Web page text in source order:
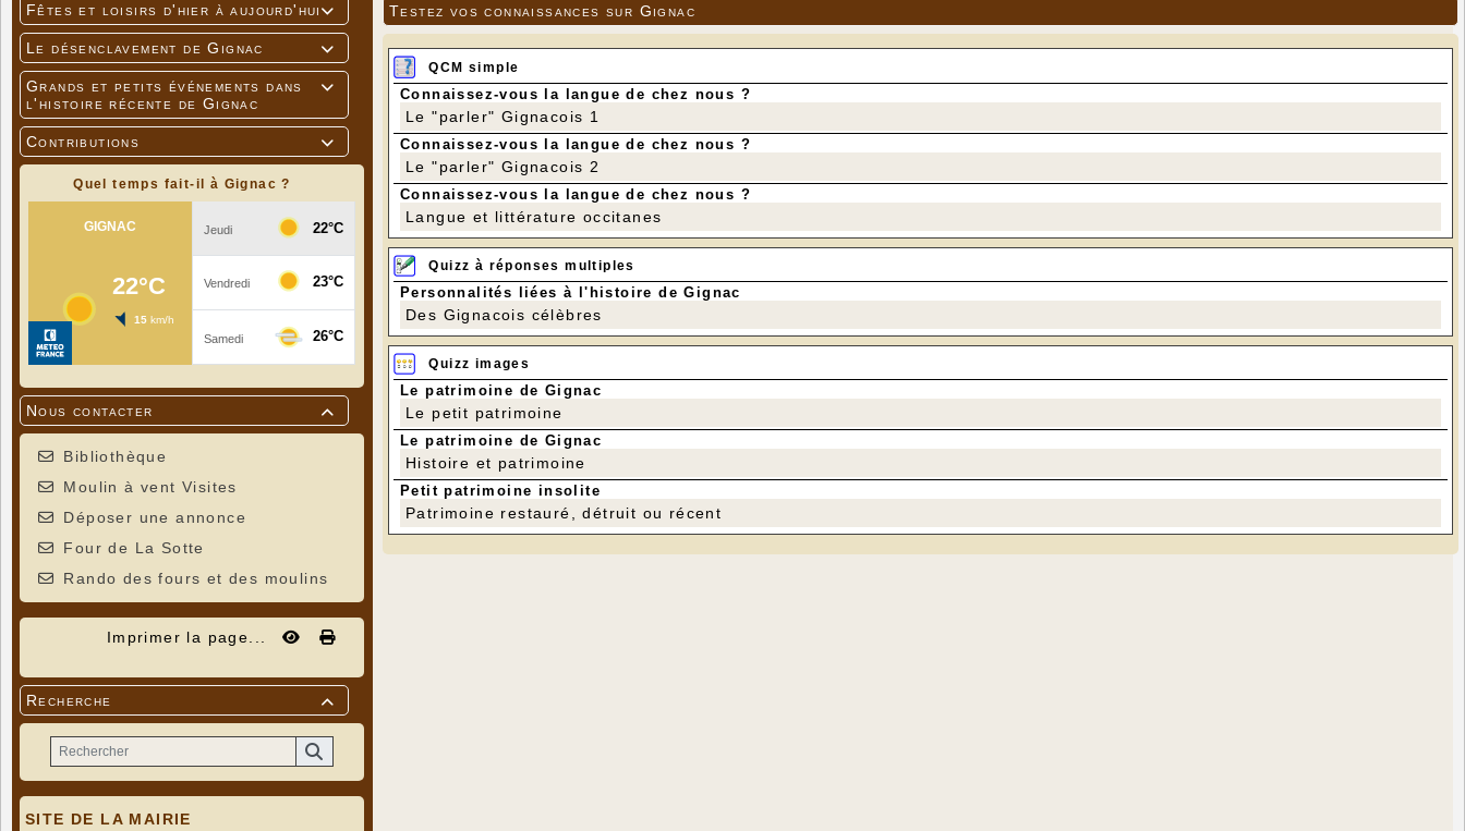

Fêtes et loisirs d'hier à aujourd'hui

Le désenclavement de Gignac

Grands et petits événements dans
l'histoire récente de Gignac

Contributions
Quel temps fait-il à Gignac ?

Nous contacter
Bibliothèque
Moulin à vent Visites
Déposer une annonce
Four de La Sotte
Rando des fours et des moulins
Imprimer la page...

Recherche
SITE DE LA MAIRIE
Testez vos connaissances sur Gignac
QCM simple
Connaissez-vous la langue de chez nous ?
Le "parler" Gignacois 1
Connaissez-vous la langue de chez nous ?
Le "parler" Gignacois 2
Connaissez-vous la langue de chez nous ?
Langue et littérature occitanes
Quizz à réponses multiples
Personnalités liées à l'histoire de Gignac
Des Gignacois célèbres
Quizz images
Le patrimoine de Gignac
Le petit patrimoine
Le patrimoine de Gignac
Histoire et patrimoine
Petit patrimoine insolite
Patrimoine restauré, détruit ou récent